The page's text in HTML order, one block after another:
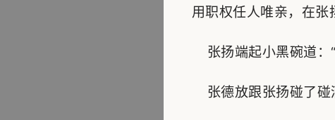
用职权任人唯亲，在张
张扬端起小黑碗道：
张德放跟张扬碰了碰